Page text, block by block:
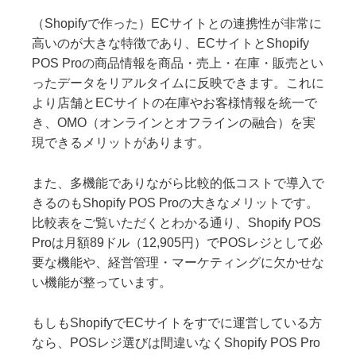
（Shopifyで作った）ECサイトとの連携性が非常に
高いのが大きな特徴であり、ECサイトとShopify
POS Proの商品情報を商品・売上・在庫・販売とい
ったデータをリアルタイムに反映できます。これに
より店舗とECサイトの在庫やお客様情報を統一で
き、OMO（オンラインとオフラインの融合）を実
現できるメリットがあります。
また、多機能でありながら比較的低コストで導入で
きるのもShopify POS Proの大きなメリットです。
比較表をご覧いただくとわかる通り、Shopify POS
Proは月額89ドル（12,905円）でPOSレジとして必
要な機能や、経営管理・マーケティングに欠かせな
い機能が整っています。
もしもShopifyでECサイトをすでに運営している方
なら、POSレジ選びは間違いなくShopify POS Pro